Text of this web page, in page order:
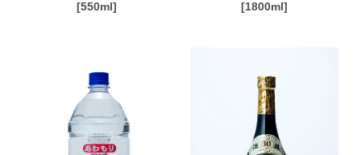
[550ml]
[1800ml]